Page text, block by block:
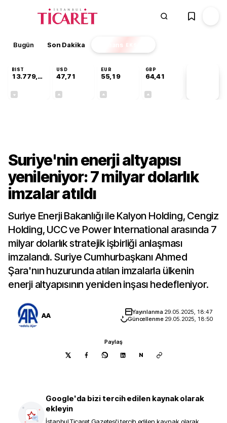
Bugün Son Dakika Finans EKSTRA
BIST
13.779,39
USD
47,71
EUR
55,19
GBP
64,41
Suriye'nin enerji altyapısı
yenileniyor: 7 milyar dolarlık
imzalar atıldı
Suriye Enerji Bakanlığı ile Kalyon Holding, Cengiz
Holding, UCC ve Power International arasında 7
milyar dolarlık stratejik işbirliği anlaşması
imzalandı. Suriye Cumhurbaşkanı Ahmed
Şara'nın huzurunda atılan imzalarla ülkenin
enerji altyapısının yeniden inşası hedefleniyor.
AA Yayınlanma 29.05.2025, 18:47
Güncellenme 29.05.2025, 18:50
Paylaş
N
Google'da bizi tercih edilen kaynak olarak
ekleyin